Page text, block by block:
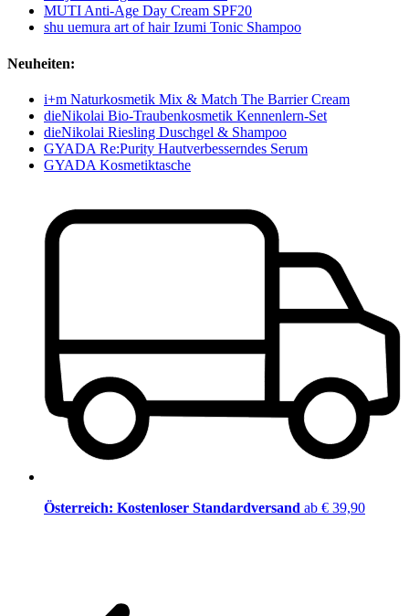
MUTI Anti-Age Day Cream SPF20
shu uemura art of hair Izumi Tonic Shampoo
Neuheiten:
i+m Naturkosmetik Mix & Match The Barrier Cream
dieNikolai Bio-Traubenkosmetik Kennenlern-Set
dieNikolai Riesling Duschgel & Shampoo
GYADA Re:Purity Hautverbesserndes Serum
GYADA Kosmetiktasche
Österreich: Kostenloser Standardversand ab € 39,90